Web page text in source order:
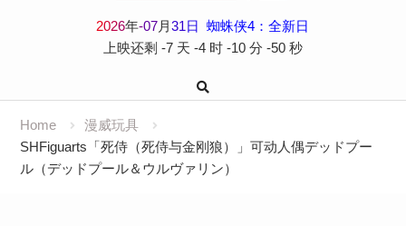
2026年-07月31日
蜘蛛侠4：全新日
上映还剩 -7 天 -4 时 -10 分 -52 秒
Home
漫威玩具
SHFiguarts「死侍（死侍与金刚狼）」可动人偶デッドプー
ル（デッドプール＆ウルヴァリン）